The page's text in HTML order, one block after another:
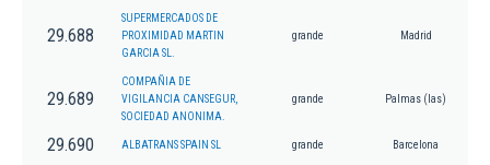
29.688
SUPERMERCADOS DE
PROXIMIDAD MARTIN
GARCIA SL.
grande Madrid
29.689
COMPAÑIA DE
VIGILANCIA CANSEGUR,
SOCIEDAD ANONIMA.
grande Palmas (las)
29.690 ALBATRANS SPAIN SL grande Barcelona